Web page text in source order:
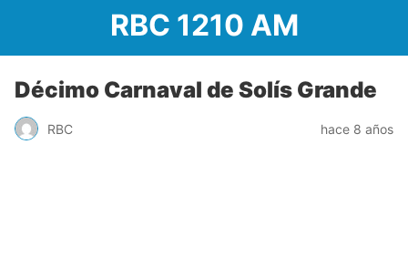
RBC 1210 AM
Décimo Carnaval de Solís Grande
RBC hace 8 años